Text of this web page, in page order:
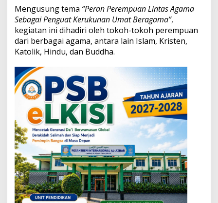
m
a
d
i
L
u
j
n
g
:
P
e
r
k
u
a
t
T
o
l
Mengusung tema “Peran Perempuan Lintas Agama
Sebagai Penguat Kerukunan Umat Beragama”,
kegiatan ini dihadiri oleh tokoh-tokoh perempuan
dari berbagai agama, antara lain Islam, Kristen,
Katolik, Hindu, dan Buddha.